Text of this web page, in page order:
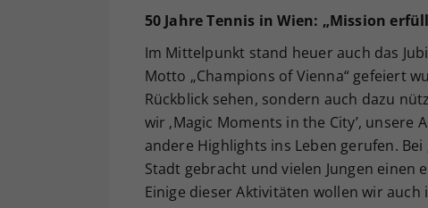
50 Jahre Tennis in Wien: „Mission
Im Mittelpunkt stand heuer auch das
Motto „Champions of Vienna“ gefeiert
Rückblick sehen, sondern auch dazu
wir ‚Magic Moments in the City’, unsere
andere Highlights ins Leben gerufen.
Stadt gebracht und vielen Jungen
Einige dieser Aktivitäten wollen wir auch